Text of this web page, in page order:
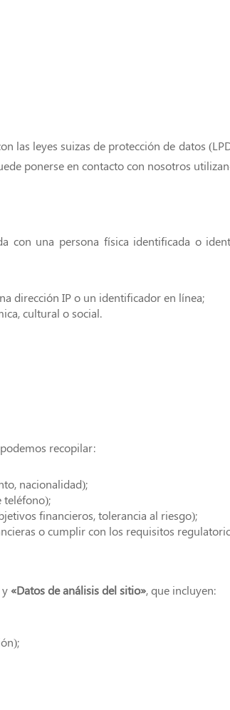
las leyes suizas de protección de datos
ponerse en contacto con nosotros
con una persona física identificada o
dirección IP o un identificador en línea;
cultural o social.
recopilar:
nacionalidad);
teléfono);
financieros, tolerancia al riesgo);
o cumplir con los requisitos
y«Datos de análisis del sitio», que incluyen: